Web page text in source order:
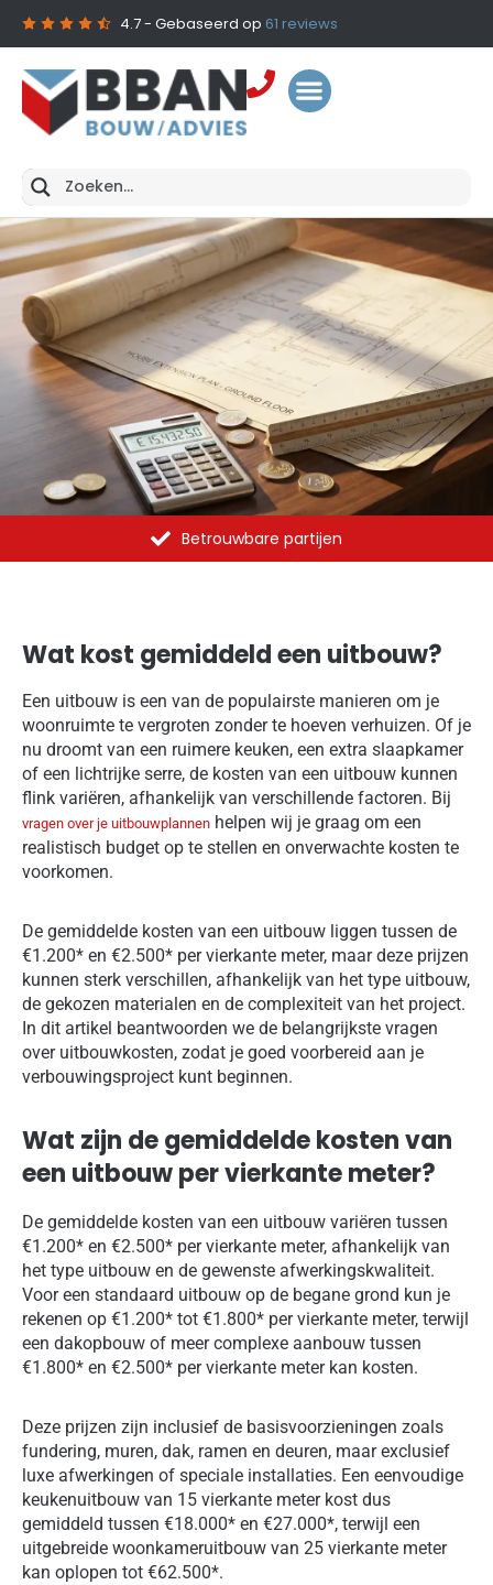
4.7- Gebaseerd op 61 reviews
Al meer dan 1375 opdrachten uitgevoerd
Wat kost gemiddeld een uitbouw?
Een uitbouw is een van de populairste manieren om je
woonruimte te vergroten zonder te hoeven verhuizen. Of je
nu droomt van een ruimere keuken, een extra slaapkamer
of een lichtrijke serre, de kosten van een uitbouw kunnen
flink variëren, afhankelijk van verschillende factoren. Bij
vragen over je uitbouwplannen helpen wij je graag om een
realistisch budget op te stellen en onverwachte kosten te
voorkomen.
De gemiddelde kosten van een uitbouw liggen tussen de
€1.200* en €2.500* per vierkante meter, maar deze prijzen
kunnen sterk verschillen, afhankelijk van het type uitbouw,
de gekozen materialen en de complexiteit van het project.
In dit artikel beantwoorden we de belangrijkste vragen
over uitbouwkosten, zodat je goed voorbereid aan je
verbouwingsproject kunt beginnen.
Wat zijn de gemiddelde kosten van
een uitbouw per vierkante meter?
De gemiddelde kosten van een uitbouw variëren tussen
€1.200* en €2.500* per vierkante meter, afhankelijk van
het type uitbouw en de gewenste afwerkingskwaliteit.
Voor een standaard uitbouw op de begane grond kun je
rekenen op €1.200* tot €1.800* per vierkante meter, terwijl
een dakopbouw of meer complexe aanbouw tussen
€1.800* en €2.500* per vierkante meter kan kosten.
Deze prijzen zijn inclusief de basisvoorzieningen zoals
fundering, muren, dak, ramen en deuren, maar exclusief
luxe afwerkingen of speciale installaties. Een eenvoudige
keukenuitbouw van 15 vierkante meter kost dus
gemiddeld tussen €18.000* en €27.000*, terwijl een
uitgebreide woonkameruitbouw van 25 vierkante meter
kan oplopen tot €62.500*.